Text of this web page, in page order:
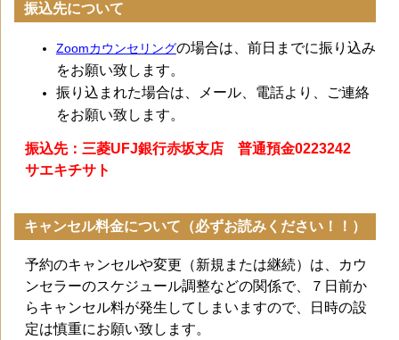
振込先について
Zoomカウンセリングの場合は、前日までに振り込み
をお願い致します。
振り込まれた場合は、メール、電話より、ご連絡
をお願い致します。
振込先：三菱UFJ銀行赤坂支店 普通預金0223242
サエキチサト
キャンセル料金について（必ずお読みください！！）
予約のキャンセルや変更（新規または継続）は、カウ
ンセラーのスケジュール調整などの関係で、７日前か
らキャンセル料が発生してしまいますので、日時の設
定は慎重にお願い致します。